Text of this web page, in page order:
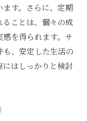
す。さらに、定期
ことは、個々の成
を得られます。サ
、安定した生活の
はしっかりと検討